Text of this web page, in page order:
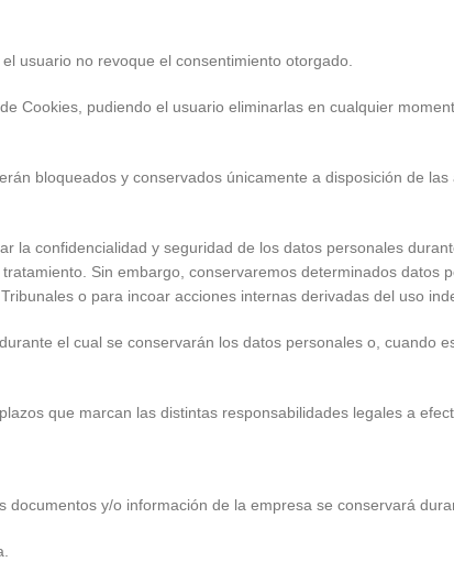
usuario no revoque el consentimiento otorgado.
Cookies, pudiendo el usuario eliminarlas en cualquier
bloqueados y conservados únicamente a disposición de
la confidencialidad y seguridad de los datos personales
Sin embargo, conservaremos determinados datos
o para incoar acciones internas derivadas del uso
el cual se conservarán los datos personales o, cuando
que marcan las distintas responsabilidades legales a
y/o información de la empresa se conservará